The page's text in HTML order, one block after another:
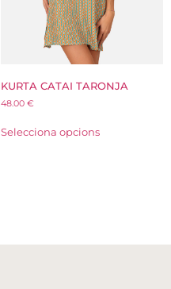
KURTA CATAI TARONJA
48.00 €
Selecciona opcions